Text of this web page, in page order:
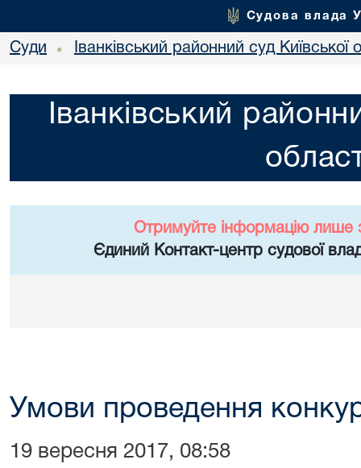
Судова влада
Суди • Іванківський районний суд Київської
Іванківський
Отримуйте інформацію лише
Єдиний Контакт-центр судової
Умови проведення
19 вересня 2017, 08:58